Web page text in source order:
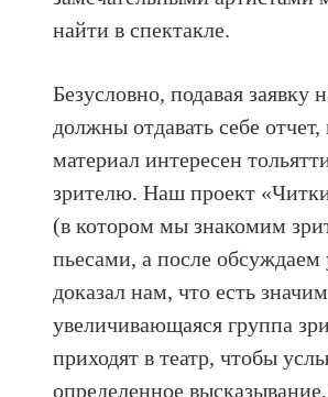
найти в спектакле.
Безусловно, подавая заявку
должны отдавать себе отчет,
материал интересен
зрителю. Наш проект
(в котором мы знакомим
пьесами, а после
доказал нам, что есть
увеличивающаяся группа
приходят в театр, чтобы
определенное